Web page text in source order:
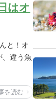
はオ
と！オ
違う魚
を読む